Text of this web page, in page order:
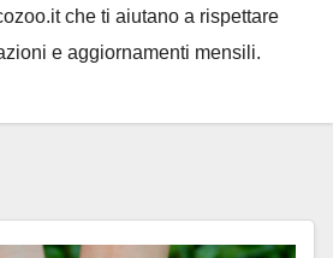
che ti aiutano a rispettare
e aggiornamenti mensili.